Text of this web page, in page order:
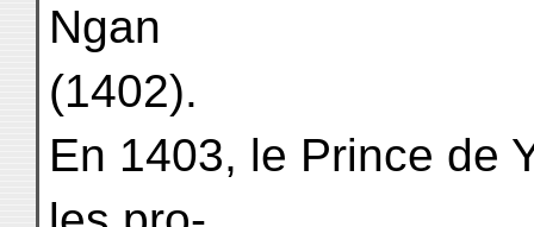
Ngan
(1402).
En 1403, le Prince de